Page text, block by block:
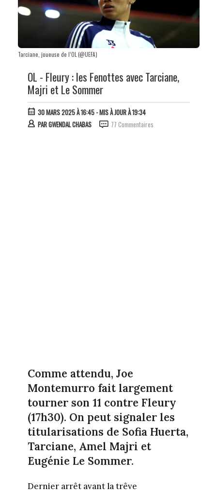
Tarciane, joueuse de l’OL (@UEFA)
OL - Fleury : les Fenottes avec Tarciane,
Majri et Le Sommer
30 MARS 2025 À 16:45- MIS À JOUR À 19:34
PARGWENDAL CHABAS 77 Commentaires
Comme attendu, Joe
Montemurro fait largement
tourner son 11 contre Fleury
(17h30). On peut signaler les
titularisations de Sofia Huerta,
Tarciane, Amel Majri et
Eugénie Le Sommer.
Dernier arrêt avant la trêve